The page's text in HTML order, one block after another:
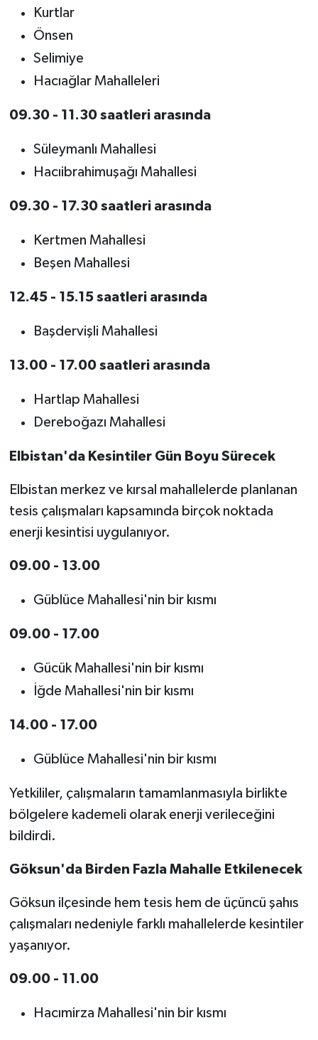
Kurtlar
Önsen
Selimiye
Hacıağlar Mahalleleri
09.30 - 11.30 saatleri arasında
Süleymanlı Mahallesi
Hacıibrahimuşağı Mahallesi
09.30 - 17.30 saatleri arasında
Kertmen Mahallesi
Beşen Mahallesi
12.45 - 15.15 saatleri arasında
Başdervişli Mahallesi
13.00 - 17.00 saatleri arasında
Hartlap Mahallesi
Dereboğazı Mahallesi
Elbistan'da Kesintiler Gün Boyu Sürecek
Elbistan merkez ve kırsal mahallelerde planlanan
tesis çalışmaları kapsamında birçok noktada
enerji kesintisi uygulanıyor.
09.00 - 13.00
Güblüce Mahallesi'nin bir kısmı
09.00 - 17.00
Gücük Mahallesi'nin bir kısmı
İğde Mahallesi'nin bir kısmı
14.00 - 17.00
Güblüce Mahallesi'nin bir kısmı
Yetkililer, çalışmaların tamamlanmasıyla birlikte
bölgelere kademeli olarak enerji verileceğini
bildirdi.
Göksun'da Birden Fazla Mahalle Etkilenecek
Göksun ilçesinde hem tesis hem de üçüncü şahıs
çalışmaları nedeniyle farklı mahallelerde kesintiler
yaşanıyor.
09.00 - 11.00
Hacımirza Mahallesi'nin bir kısmı